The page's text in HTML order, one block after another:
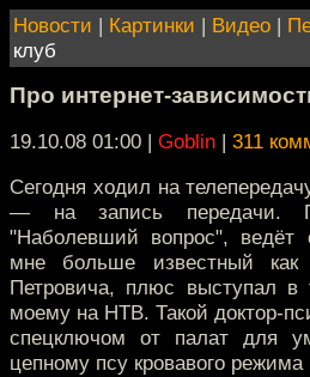
Новости | Картинки | Видео |
клуб
Про интернет-
19.10.08 01:00 | Goblin | 311
Сегодня ходил на
— на запись передачи.
"Наболевший вопрос",
мне больше известный как
Петровича, плюс выступал в
моему на НТВ. Такой доктор-
спецключом от палат для
цепному псу кровавого